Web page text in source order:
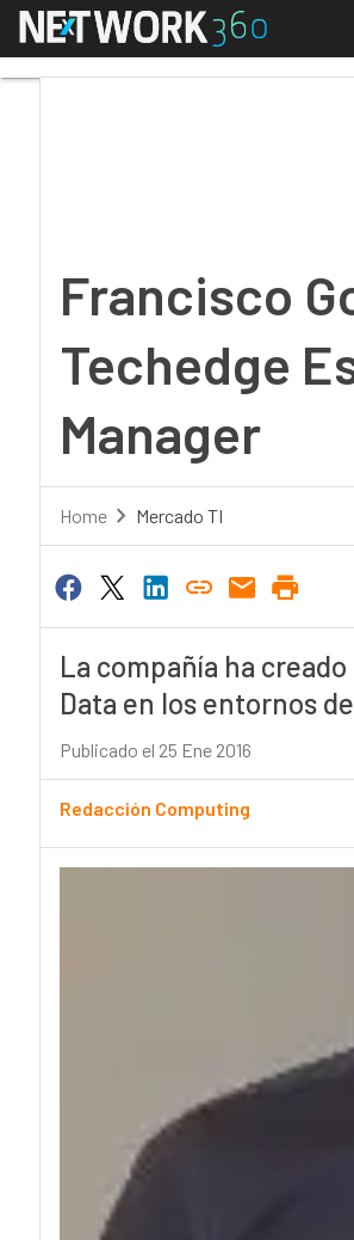
Menú
Francisco
Techedge
Manager
Home Mercado TI
La compañía ha
Data en los entornos
Publicado el 25 Ene 2016
Redacción Computing